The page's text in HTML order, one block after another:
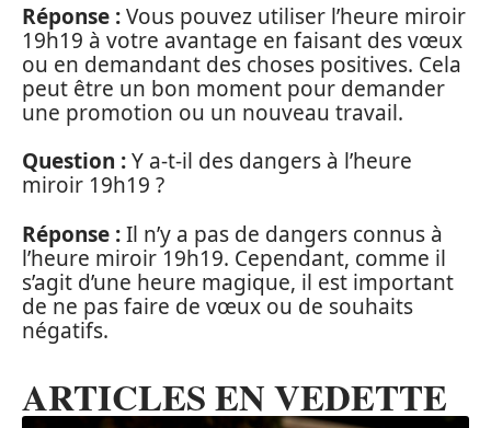
Réponse :Vous pouvez utiliser l’heure miroir
19h19 à votre avantage en faisant des vœux
ou en demandant des choses positives. Cela
peut être un bon moment pour demander
une promotion ou un nouveau travail.
Question :Y a-t-il des dangers à l’heure
miroir 19h19 ?
Réponse :Il n’y a pas de dangers connus à
l’heure miroir 19h19. Cependant, comme il
s’agit d’une heure magique, il est important
de ne pas faire de vœux ou de souhaits
négatifs.
ARTICLES EN VEDETTE